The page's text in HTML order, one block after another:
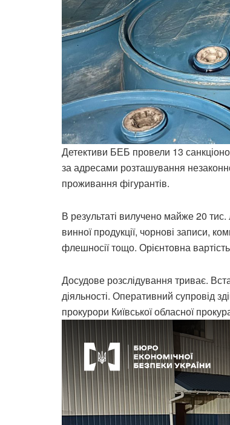
Детективи БЕБ провели 13
за адресами розташування
проживання фігурантів.
В результаті вилучено майже 20
винної продукції, чорнові записи,
флешносії тощо. Орієнтовна
Досудове розслідування триває.
діяльності. Оперативний супровід
прокурори Київської обласної